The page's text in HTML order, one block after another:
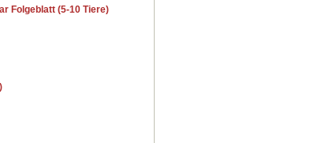
Folgeblatt (5-10 Tiere)